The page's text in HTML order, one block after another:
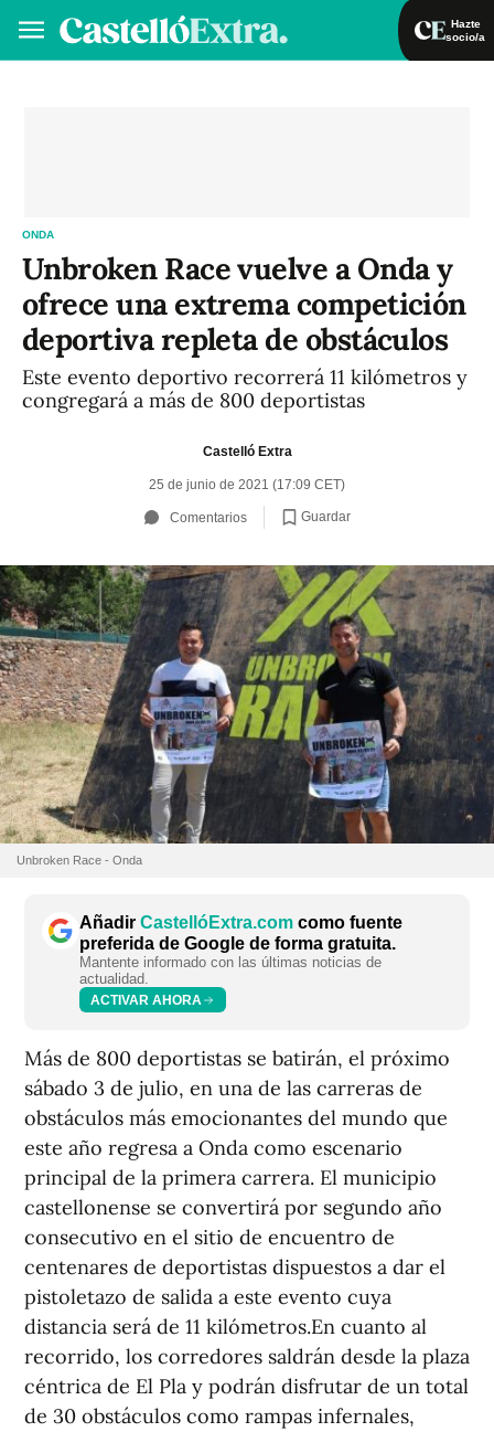
Hazte
socio/a
ONDA
Unbroken Race vuelve a Onda y
ofrece una extrema competición
deportiva repleta de obstáculos
Este evento deportivo recorrerá 11 kilómetros y
congregará a más de 800 deportistas
Castelló Extra
25 de junio de 2021 (17:09 CET)
Comentarios Guardar
Unbroken Race - Onda
Añadir CastellóExtra.com como fuente
preferida de Google de forma gratuita.
Mantente informado con las últimas noticias de
actualidad.
ACTIVAR AHORA
Más de 800 deportistas se batirán, el próximo
sábado 3 de julio, en una de las carreras de
obstáculos más emocionantes del mundo que
este año regresa a Onda como escenario
principal de la primera carrera. El municipio
castellonense se convertirá por segundo año
consecutivo en el sitio de encuentro de
centenares de deportistas dispuestos a dar el
pistoletazo de salida a este evento cuya
distancia será de 11 kilómetros.En cuanto al
recorrido, los corredores saldrán desde la plaza
céntrica de El Pla y podrán disfrutar de un total
de 30 obstáculos como rampas infernales,